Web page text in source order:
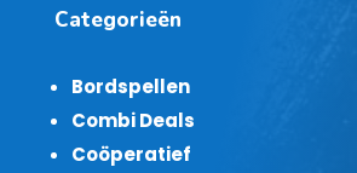
Categorieën
Bordspellen
Combi Deals
Coöperatief